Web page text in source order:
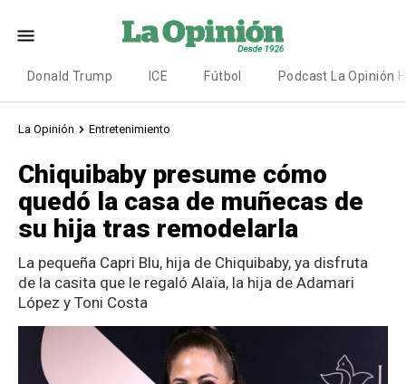
Donald Trump ICE Fútbol Podcast La Opinión
La Opinión Entretenimiento
Chiquibaby presume cómo
quedó la casa de muñecas de
su hija tras remodelarla
La pequeña Capri Blu, hija de Chiquibaby, ya disfruta
de la casita que le regaló Alaïa, la hija de Adamari
López y Toni Costa